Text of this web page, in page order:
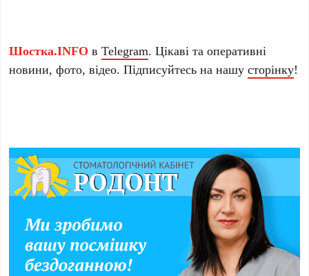
Шостка.INFO вTelegram. Цікаві та оперативні
новини, фото, відео. Підписуйтесь на нашусторінку!